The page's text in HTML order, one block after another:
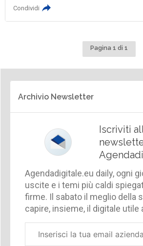
Condividi
Pagina 1 di 1
Archivio Newsletter
Iscriviti
Agendadigitale.eu daily, ogni
uscite e i temi più caldi
firme. Il sabato il meglio della
capire, insieme, il digitale utile
aziendale